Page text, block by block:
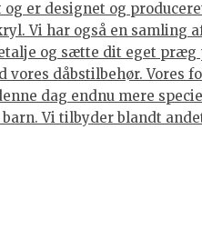
er designet og
Vi har også en samling
og sætte dit eget
dåbstilbehør.
dag endnu mere
Vi tilbyder blandt